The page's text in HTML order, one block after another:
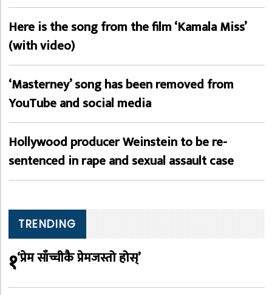
Here is the song from the film ‘Kamala Miss’
(with video)
‘Masterney’ song has been removed from
YouTube and social media
Hollywood producer Weinstein to be re-
sentenced in rape and sexual assault case
TRENDING
१‘प्रेम साँच्चीकै प्रेमजस्तो होस्’